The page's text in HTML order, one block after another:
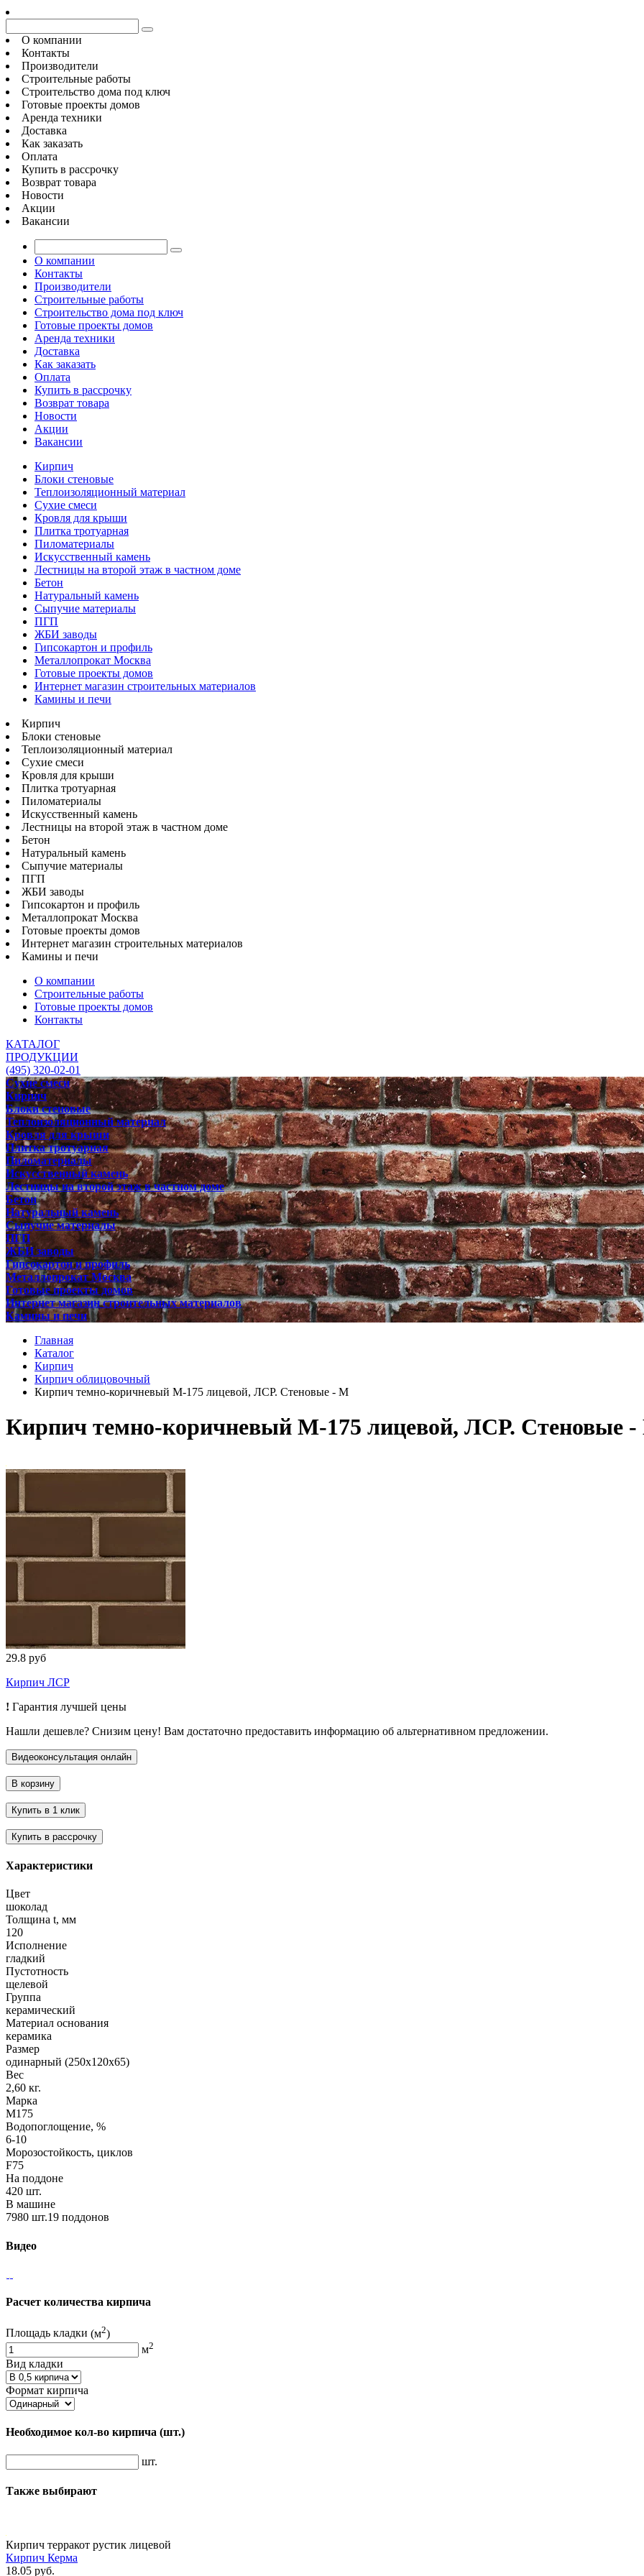
О компании
Контакты
Производители
Строительные работы
Строительство дома под ключ
Готовые проекты домов
Аренда техники
Доставка
Как заказать
Оплата
Купить в рассрочку
Возврат товара
Новости
Акции
Вакансии
О компании
Контакты
Производители
Строительные работы
Строительство дома под ключ
Готовые проекты домов
Аренда техники
Доставка
Как заказать
Оплата
Купить в рассрочку
Возврат товара
Новости
Акции
Вакансии
Кирпич
Блоки стеновые
Теплоизоляционный материал
Сухие смеси
Кровля для крыши
Плитка тротуарная
Пиломатериалы
Искусственный камень
Лестницы на второй этаж в частном доме
Бетон
Натуральный камень
Сыпучие материалы
ПГП
ЖБИ заводы
Гипсокартон и профиль
Металлопрокат Москва
Готовые проекты домов
Интернет магазин строительных материалов
Камины и печи
Кирпич
Блоки стеновые
Теплоизоляционный материал
Сухие смеси
Кровля для крыши
Плитка тротуарная
Пиломатериалы
Искусственный камень
Лестницы на второй этаж в частном доме
Бетон
Натуральный камень
Сыпучие материалы
ПГП
ЖБИ заводы
Гипсокартон и профиль
Металлопрокат Москва
Готовые проекты домов
Интернет магазин строительных материалов
Камины и печи
О компании
Строительные работы
Готовые проекты домов
Контакты
КАТАЛОГ
ПРОДУКЦИИ
(495) 320-02-01
Сухие смеси
Кирпич
Блоки стеновые
Теплоизоляционный материал
Кровля для крыши
Плитка тротуарная
Пиломатериалы
Искусственный камень
Лестницы на второй этаж в частном доме
Бетон
Натуральный камень
Сыпучие материалы
ПГП
ЖБИ заводы
Гипсокартон и профиль
Металлопрокат Москва
Готовые проекты домов
Интернет магазин строительных материалов
Камины и печи
Главная
Каталог
Кирпич
Кирпич облицовочный
Кирпич темно-коричневый М-175 лицевой, ЛСР. Стеновые - М
Кирпич темно-коричневый М-175 лицевой, ЛСР. Стеновые
29.8 руб
Кирпич ЛСР
! Гарантия лучшей цены
Нашли дешевле? Снизим цену! Вам достаточно предоставить информацию об альтернативном предложении.
Характеристики
Цвет
шоколад
Толщина t, мм
120
Исполнение
гладкий
Пустотность
щелевой
Группа
керамический
Материал основания
керамика
Размер
одинарный (250х120х65)
Вес
2,60 кг.
Марка
М175
Водопоглощение, %
6-10
Морозостойкость, циклов
F75
На поддоне
420 шт.
В машине
7980 шт.19 поддонов
Видео
Расчет количества кирпича
Площадь кладки (м2)
м2
Вид кладки
Формат кирпича
Необходимое кол-во кирпича (шт.)
шт.
Также выбирают
Кирпич терракот рустик лицевой
Кирпич Керма
18.05 руб.